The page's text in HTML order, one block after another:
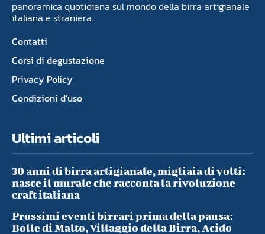
panoramica quotidiana sul mondo della birra artigianale
italiana e straniera.
Contatti
Corsi di degustazione
Privacy Policy
Condizioni d’uso
Ultimi articoli
30 anni di birra artigianale, migliaia di volti:
nasce il murale che racconta la rivoluzione
craft italiana
Prossimi eventi birrari prima della pausa:
Bolle di Malto, Villaggio della Birra, Acido